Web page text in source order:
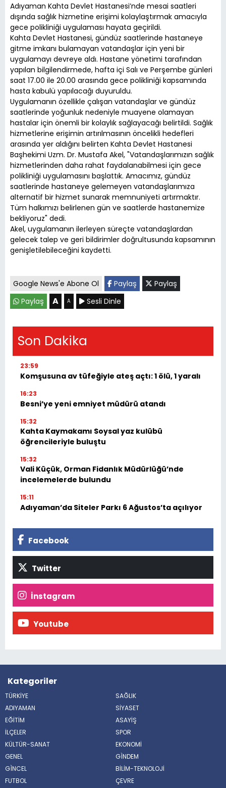
Adıyaman Kahta Devlet Hastanesi’nde mesai saatleri
dışında sağlık hizmetine erişimi kolaylaştırmak amacıyla
gece polikliniği uygulaması hayata geçirildi.
Kahta Devlet Hastanesi, gündüz saatlerinde hastaneye
gitme imkanı bulamayan vatandaşlar için yeni bir
uygulamayı devreye aldı. Hastane yönetimi tarafından
yapılan bilgilendirmede, hafta içi Salı ve Perşembe günleri
saat 17.00 ile 20.00 arasında gece polikliniği kapsamında
hasta kabulü yapılacağı duyuruldu.
Uygulamanın özellikle çalışan vatandaşlar ve gündüz
saatlerinde yoğunluk nedeniyle muayene olamayan
hastalar için önemli bir kolaylık sağlayacağı belirtildi. Sağlık
hizmetlerine erişimin artırılmasının öncelikli hedefleri
arasında yer aldığını belirten Kahta Devlet Hastanesi
Başhekimi Uzm. Dr. Mustafa Akel, "Vatandaşlarımızın sağlık
hizmetlerinden daha rahat faydalanabilmesi için gece
polikliniği uygulamasını başlattık. Amacımız, gündüz
saatlerinde hastaneye gelemeyen vatandaşlarımıza
alternatif bir hizmet sunarak memnuniyeti artırmaktır.
Tüm halkımızı belirlenen gün ve saatlerde hastanemize
bekliyoruz" dedi.
Akel, uygulamanın ilerleyen süreçte vatandaşlardan
gelecek talep ve geri bildirimler doğrultusunda kapsamının
genişletilebileceğini kaydetti.
Google News'e Abone Ol Paylaş
Paylaş
Paylaş
A A Sesli Dinle
Son Dakika
23:59
Komşusuna av tüfeğiyle ateş açtı: 1 ölü, 1 yaralı
16:23
Besni’ye yeni emniyet müdürü atandı
15:32
Kahta Kaymakamı Soysal yaz kulübü
öğrencileriyle buluştu
15:32
Vali Küçük, Orman Fidanlık Müdürlüğü’nde
incelemelerde bulundu
15:11
Adıyaman’da Siteler Parkı 6 Ağustos’ta açılıyor
Facebook
Twitter
İnstagram
Youtube
Kategoriler
TÜRKİYE
SAĞLIK
ADIYAMAN
SİYASET
EĞİTİM
ASAYİŞ
İLÇELER
SPOR
KÜLTÜR-SANAT
EKONOMİ
GENEL
GÌNDEM
GÌNCEL
BİLİM-TEKNOLOJİ
FUTBOL
ÇEVRE